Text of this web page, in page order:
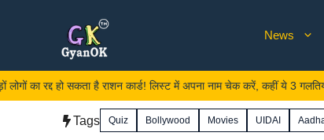
News
हो सकता है राशन कार्ड! लिस्ट में अपना नाम चेक करें, कहीं ये 3 गलतियाँ तो नहीं
Tags Quiz Bollywood Movies UIDAI